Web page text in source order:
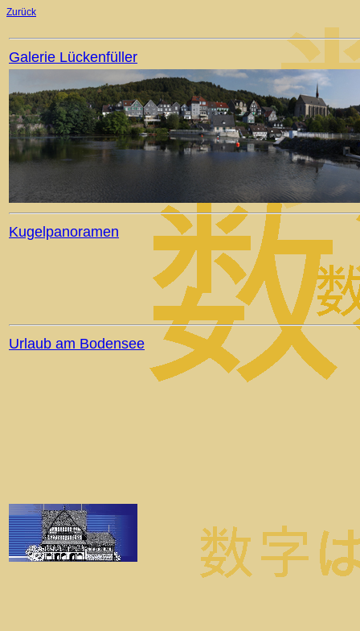
Zurück
Galerie Lückenfüller
Kugelpanoramen
Urlaub am Bodensee